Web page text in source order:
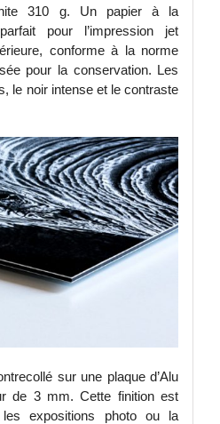
310 g. Un papier à la
pour l’impression jet
conforme à la norme
pour la conservation. Les
le noir intense et le contraste
sur une plaque d’Alu
de 3 mm. Cette finition est
expositions photo ou la